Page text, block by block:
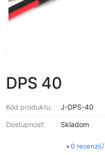
DPS 40
Kód produktu: J-DPS-40
Dostupnosť: Skladom
•0 recenzií/